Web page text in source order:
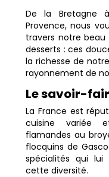
De la Bretagne
Provence, nous
travers notre beau
desserts : ces
la richesse de
rayonnement de
Le savoir-
La France est
cuisine variée
flamandes au
flocquins de
spécialités qui
cette diversité.